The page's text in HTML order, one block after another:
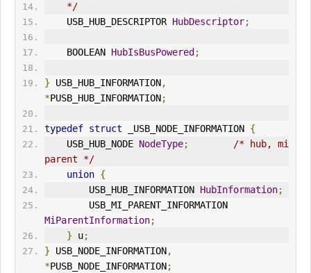
    */
    USB_HUB_DESCRIPTOR
HubDescriptor;
    BOOLEAN
HubIsBusPowered ;
} USB_HUB_INFORMATION,
*PUSB_HUB_INFORMATION;
typedef struct _USB_NODE_INFORMATION {
    USB_HUB_NODE
NodeType;
/* hub, mi
parent */
union {
        USB_HUB_INFORMATION
HubInformation;
        USB_MI_PARENT_INFORMATION
MiParentInformation;
} u;
} USB_NODE_INFORMATION,
*PUSB_NODE_INFORMATION;